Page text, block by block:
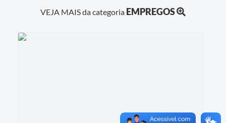
VEJA MAIS da categoria EMPREGOS